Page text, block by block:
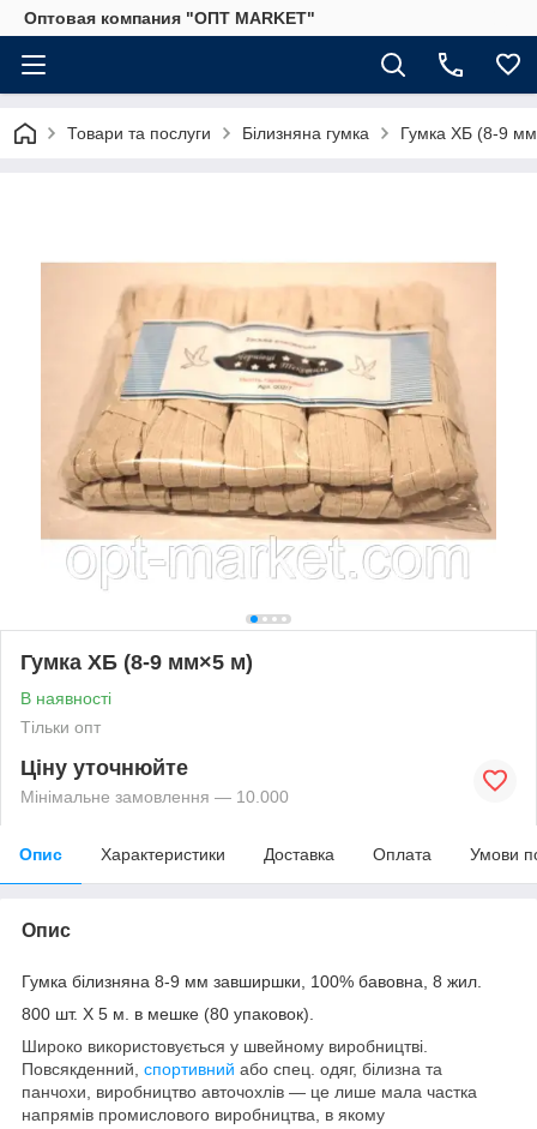
Оптовая компания "ОПТ MARKET"
Товари та послуги Білизняна гумка Гумка ХБ (8-9
Гумка ХБ (8-9 мм×5 м)
В наявності
Тільки опт
Ціну уточнюйте
Мінімальне замовлення — 10.000
Опис Характеристики Доставка Оплата Умови
Опис
Гумка білизняна 8-9 мм завширшки, 100% бавовна, 8 жил.
800 шт. Х 5 м. в мешке (80 упаковок).
Широко використовується у швейному виробництві.
Повсякденний, спортивний або спец. одяг, білизна та
панчохи, виробництво авточохлів — це лише мала частка
напрямів промислового виробництва, в якому